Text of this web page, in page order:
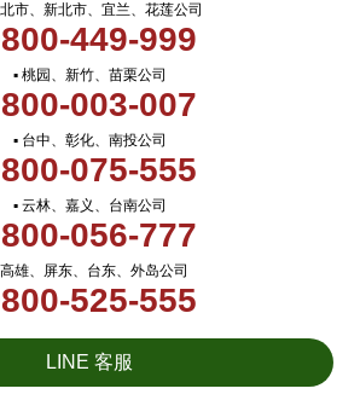
市、新北市、宜兰、花莲公司
449-999
▪ 桃园、新竹、苗栗公司
003-007
▪ 台中、彰化、南投公司
075-555
▪ 云林、嘉义、台南公司
056-777
高雄、屏东、台东、外岛公司
525-555
LINE 客服